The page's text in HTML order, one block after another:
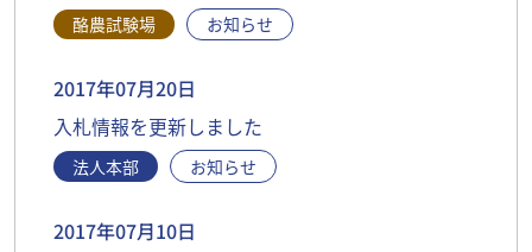
酪農試験場 お知らせ
2017年07月20日
入札情報を更新しました
法人本部 お知らせ
2017年07月10日